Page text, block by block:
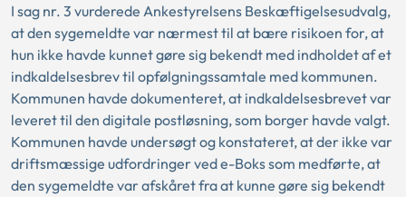
I sag nr. 3 vurderede Ankestyrelsens Beskæftigelsesudvalg,
at den sygemeldte var nærmest til at bære risikoen for, at
hun ikke havde kunnet gøre sig bekendt med indholdet af et
indkaldelsesbrev til opfølgningssamtale med kommunen.
Kommunen havde dokumenteret, at indkaldelsesbrevet var
leveret til den digitale postløsning, som borger havde valgt.
Kommunen havde undersøgt og konstateret, at der ikke var
driftsmæssige udfordringer ved e-Boks som medførte, at
den sygemeldte var afskåret fra at kunne gøre sig bekendt